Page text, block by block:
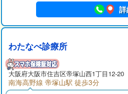
詳
わたなべ診療所
大阪府大阪市住吉区帝塚山西1丁目12-20
南海高野線 帝塚山駅 徒歩3分